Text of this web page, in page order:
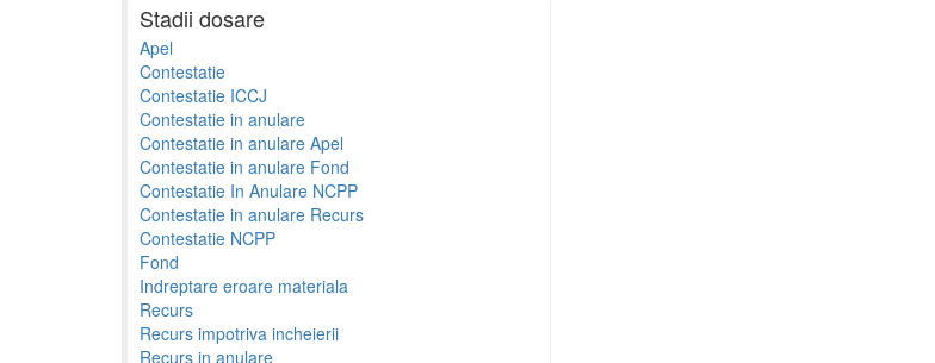
Stadii dosare
Apel
Contestatie
Contestatie ICCJ
Contestatie in anulare
Contestatie in anulare Apel
Contestatie in anulare Fond
Contestatie In Anulare NCPP
Contestatie in anulare Recurs
Contestatie NCPP
Fond
Indreptare eroare materiala
Recurs
Recurs impotriva incheierii
Recurs in anulare